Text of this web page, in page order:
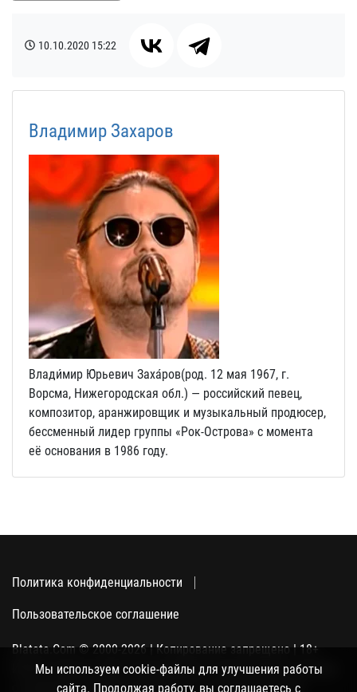
10.10.2020 15:22
Владимир Захаров
Влади́мир Ю́рьевич Заха́ров(род. 12 мая 1967, г.
Ворсма, Нижегородская обл.) — российский певец,
композитор, аранжировщик и музыкальный продюсер,
бессменный лидер группы «Рок-Острова» с момента
её основания в 1986 году.
Политика конфиденциальности
Пользовательское соглашение
Blatata.Com © 2000-2026 | Копирование запрещено | 18+
Использование сайта подразумевает ваше полное согласие
с политикой конфиденциальности, пользовательским
Мы используем cookie-файлы для улучшения работы
сайта. Продолжая работу, вы соглашаетесь с